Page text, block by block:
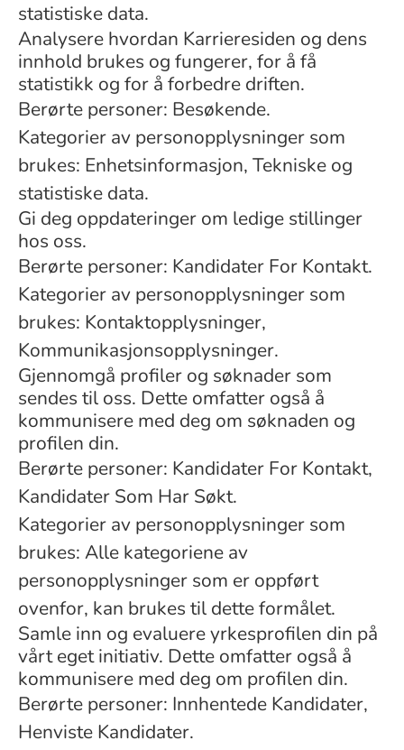
statistiske data.
Analysere hvordan Karrieresiden og dens
innhold brukes og fungerer, for å få
statistikk og for å forbedre driften.
Berørte personer: Besøkende.
Kategorier av personopplysninger som
brukes: Enhetsinformasjon, Tekniske og
statistiske data.
Gi deg oppdateringer om ledige stillinger
hos oss.
Berørte personer: Kandidater For Kontakt.
Kategorier av personopplysninger som
brukes: Kontaktopplysninger,
Kommunikasjonsopplysninger.
Gjennomgå profiler og søknader som
sendes til oss. Dette omfatter også å
kommunisere med deg om søknaden og
profilen din.
Berørte personer: Kandidater For Kontakt,
Kandidater Som Har Søkt.
Kategorier av personopplysninger som
brukes: Alle kategoriene av
personopplysninger som er oppført
ovenfor, kan brukes til dette formålet.
Samle inn og evaluere yrkesprofilen din på
vårt eget initiativ. Dette omfatter også å
kommunisere med deg om profilen din.
Berørte personer: Innhentede Kandidater,
Henviste Kandidater.